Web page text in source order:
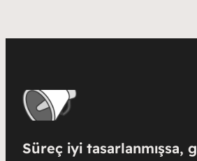
Süreç iyi tasarlanmışsa,